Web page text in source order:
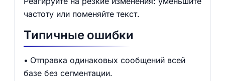
частоту или поменяйте текст.
Типичные ошибки
Отправка одинаковых сообщений всей
базе без сегментации.